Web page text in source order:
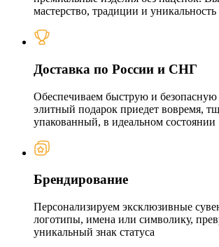
мастерство, традиции и уникальность
Доставка по России и СНГ
Обеспечиваем быструю и безопасную
элитный подарок приедет вовремя,
упакованный, в идеальном состоянии
Брендирование
Персонализируем эксклюзивные
логотипы, имена или символику,
уникальный знак статуса